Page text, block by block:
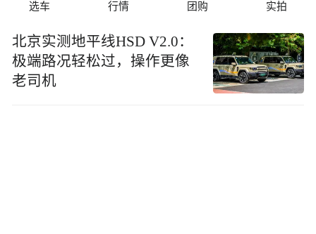
选车 行情 团购 实拍
北京实测地平线HSD V2.0：
极端路况轻松过，操作更像
老司机